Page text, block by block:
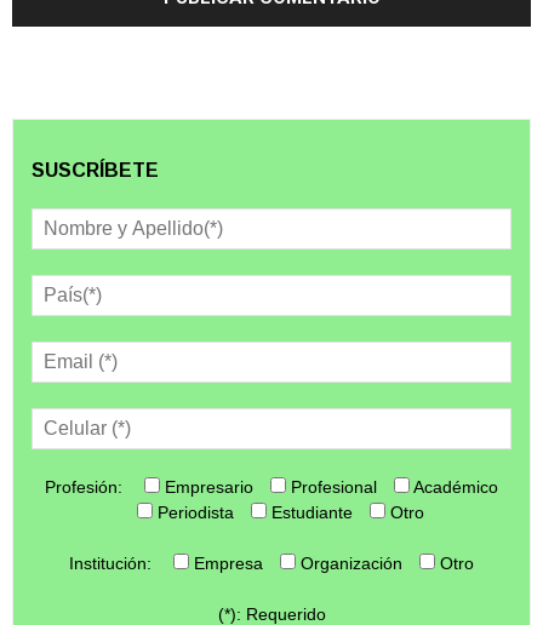
SUSCRÍBETE
Profesión: Empresario Profesional
Académico
Periodista
Estudiante Otro
Institución: Empresa Organización Otro
(*): Requerido